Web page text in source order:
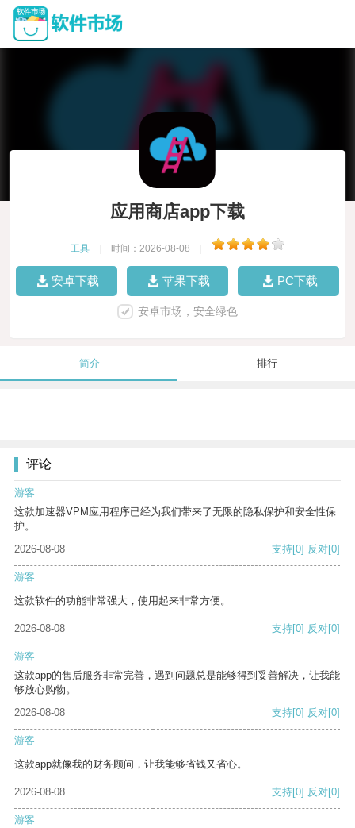
应用商店app下载
工具 时间：2026-08-08
安卓下载 苹果下载 PC下载
安卓市场，安全绿色
简介 排行
评论
游客
这款加速器VPM应用程序已经为我们带来了无限的隐私保护和安全性保
护。
2026-08-08
支持[0] 反对[0]
游客
这款软件的功能非常强大，使用起来非常方便。
2026-08-08 支持[0] 反对[0]
游客
这款app的售后服务非常完善，遇到问题总是能够得到妥善解决，让我能
够放心购物。
2026-08-08
支持[0] 反对[0]
游客
这款app就像我的财务顾问，让我能够省钱又省心。
2026-08-08 支持[0] 反对[0]
游客